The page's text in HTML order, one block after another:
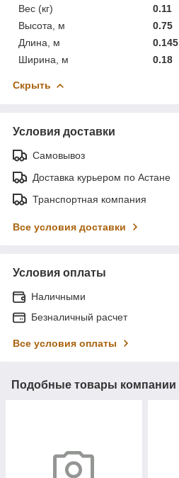
Вес (кг)
0.11
Высота, м
0.75
Длина, м
0.145
Ширина, м
0.18
Скрыть
Условия доставки
Самовывоз
Доставка курьером по Астане
Транспортная компания
Все условия доставки
Условия оплаты
Наличными
Безналичный расчет
Все условия оплаты
Подобные товары компании